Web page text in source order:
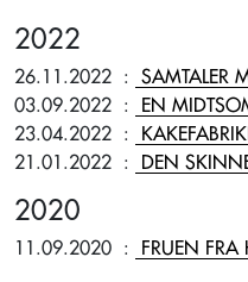
2022
26.11.2022 : SAMTALER
03.09.2022 : EN
23.04.2022 :
21.01.2022 : DEN
2020
11.09.2020 : FRUEN FRA